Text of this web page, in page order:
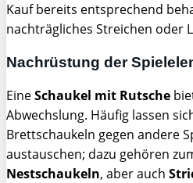
Kauf bereits entsprechend
nachträgliches Streichen oder
Nachrüstung der
EineSchaukel mit Rutsche
Abwechslung. Häufig lassen
Brettschaukeln gegen andere
austauschen; dazu gehören
Nestschaukeln, aber auch